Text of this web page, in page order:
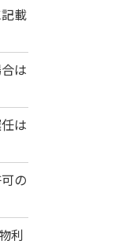
載
は
は
の
利